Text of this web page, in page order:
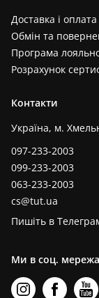
Доставка і оплата
Обмін та
Програма
Розрахунок
Контакти
Україна, м.
097-233-2003
099-233-2003
063-233-2003
cs@tut.ua
Пишіть в
Ми в соц.